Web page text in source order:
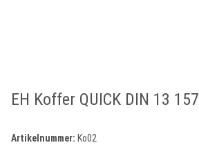
EH Koffer QUICK DIN 13
Artikelnummer: Ko02